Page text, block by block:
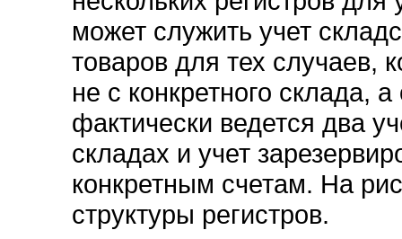
может служить учет
товаров для тех случаев,
не с конкретного склада,
фактически ведется два
складах и учет
конкретным счетам. На
структуры регистров.